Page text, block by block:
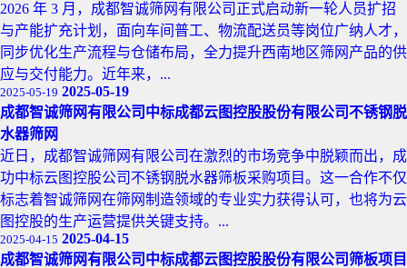
2026 年 3 月，成都智诚筛网有限公司正式启动新一轮人员扩招
与产能扩充计划，面向车间普工、物流配送员等岗位广纳人才，
同步优化生产流程与仓储布局，全力提升西南地区筛网产品的供
应与交付能力。​近年来，...
2025-05-19 2025-05-19
成都智诚筛网有限公司中标成都云图控股股份有限公司不锈钢脱
水器筛网
近日，成都智诚筛网有限公司在激烈的市场竞争中脱颖而出，成
功中标云图控股公司不锈钢脱水器筛板采购项目。这一合作不仅
标志着智诚筛网在筛网制造领域的专业实力获得认可，也将为云
图控股的生产运营提供关键支持。...
2025-04-15 2025-04-15
成都智诚筛网有限公司中标成都云图控股股份有限公司筛板项目